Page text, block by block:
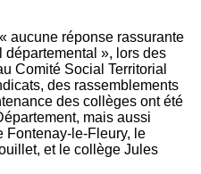
aucune réponse rassurante
départemental », lors des
Comité Social Territorial
des rassemblements
des collèges ont été
mais aussi
Fontenay-le-Fleury, le
et le collège Jules